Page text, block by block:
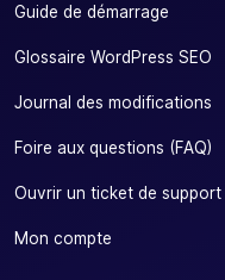
Guide de démarrage
Glossaire WordPress SEO
Journal des modifications
Foire aux questions (FAQ)
Ouvrir un ticket de support
Mon compte